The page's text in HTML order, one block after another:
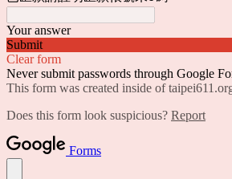
Your answer
Submit
Clear form
Never submit passwords through Google
This form was created inside of
Does this form look suspicious? Report
Forms